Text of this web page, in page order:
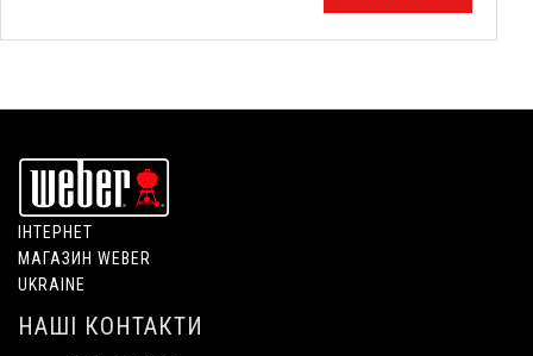
ІНТЕРНЕТ
МАГАЗИН WEBER
UKRAINE
НАШІ КОНТАКТИ